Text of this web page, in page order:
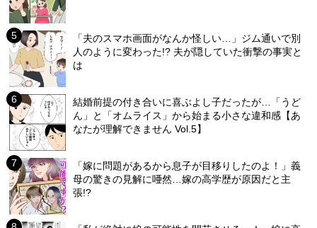
「夫のスマホ画面がなんか怪しい…」ジム通いで別
人のように変わった!? 夫が隠していた衝撃の事実と
は
結婚前提の付き合いに喜ぶよし子だったが…「うど
ん」と「オムライス」から始まる小さな違和感【あ
なたが理解できません Vol.5】
「嫁に問題があるから息子が目移りしたのよ！」義
母の驚きの見解に唖然…嫁の高学歴が原因だと主
張!?